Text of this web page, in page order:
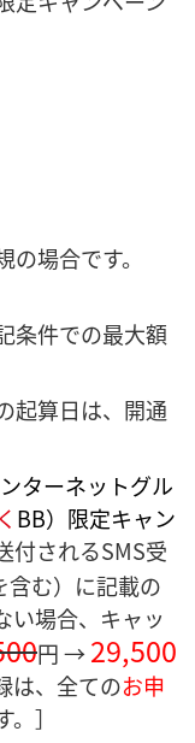
場合です。
条件での最大額
起算日は、開通
ターネットグル
BB） 限定キャン
付されるSMS受
含む）に記載の
い場合、キャッ
円 → 29,500
は、全てのお申
］